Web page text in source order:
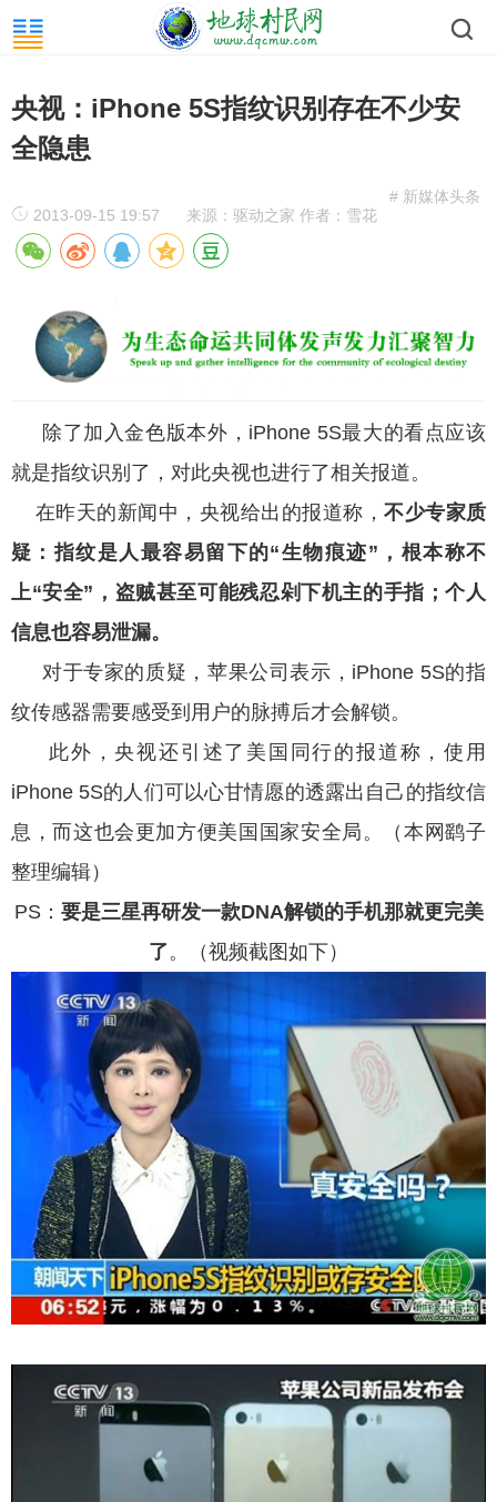
央视：iPhone 5S指纹识别存在不少安
全隐患
# 新媒体头条
2013-09-15 19:57
来源：驱动之家 作者：雪花
除了加入金色版本外，iPhone 5S最大的看点应该
就是指纹识别了，对此央视也进行了相关报道。
在昨天的新闻中，央视给出的报道称，不少专家质
疑：指纹是人最容易留下的“生物痕迹”，根本称不
上“安全”，盗贼甚至可能残忍剁下机主的手指；个人
信息也容易泄漏。
对于专家的质疑，苹果公司表示，iPhone 5S的指
纹传感器需要感受到用户的脉搏后才会解锁。
此外，央视还引述了美国同行的报道称，使用
iPhone 5S的人们可以心甘情愿的透露出自己的指纹信
息，而这也会更加方便美国国家安全局。（本网鹞子
整理编辑）
PS： 要是三星再研发一款DNA解锁的手机那就更完美
了。（视频截图如下）